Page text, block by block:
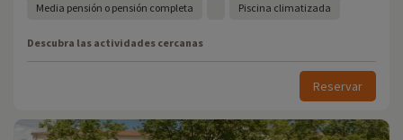
Media pensión o pensión completa Piscina climatizada
Descubra las actividades cercanas
Reservar